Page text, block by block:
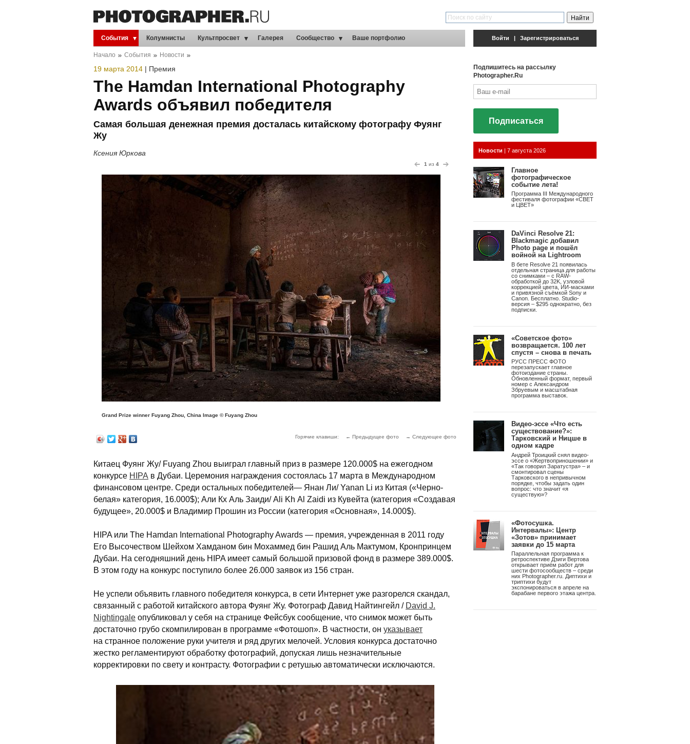
События Колумнисты Культпросвет Галерея Сообщество Ваше портфолио
Начало События Новости
19 марта 2014 | Премия
The Hamdan International Photography
Awards объявил победителя
Самая большая денежная премия досталась китайскому фотографу Фуянг
Жу
Ксения Юркова
Grand Prize winner Fuyang Zhou, China Image © Fuyang Zhou
First Prize in the HIPA 2013-14 General category went to Vladimir Proshin Image © Vladimir
1 из 4
Горячие клавиши: ← Предыдущее фото → Следующее фото
Китаец Фуянг Жу/ Fuyang Zhou выиграл главный приз в размере 120.000$ на ежегодном
конкурсе HIPA в Дубаи. Церемония награждения состоялась 17 марта в Международном
финансовом центре. Среди остальных победителей— Янан Ли/ Yanan Li из Китая («Черно-
белая» категория, 16.000$); Али Кх Аль Заиди/ Ali Kh Al Zaidi из Кувейта (категория «Создавая
будущее», 20.000$ и Владимир Прошин из России (категория «Основная», 14.000$).
HIPA или The Hamdan International Photography Awards — премия, учрежденная в 2011 году
Его Высочеством Шейхом Хамданом бин Мохаммед бин Рашид Аль Мактумом, Кронпринцем
Дубаи. На сегодняшний день HIPA имеет самый большой призовой фонд в размере 389.000$.
В этом году на конкурс поступило более 26.000 заявок из 156 стран.
Не успели объявить главного победителя конкурса, в сети Интернет уже разгорелся скандал,
связанный с работой китайского автора Фуянг Жу. Фотограф Давид Найтингейл / David J.
Nightingale опубликовал у себя на странице Фейсбук сообщение, что снимок может быть
достаточно грубо скомпилирован в программе «Фотошоп». В частности, он указывает
на странное положение руки учителя и ряд других мелочей. Условия конкурса достаточно
жестко регламентируют обработку фотографий, допуская лишь незначительные
корректировки по свету и контрасту. Фотографии с ретушью автоматически исключаются.
Войти | Зарегистрироваться
Подпишитесь на рассылку
Photographer.Ru
Подписаться
Новости | 7 августа 2026
Главное
фотографическое
событие лета!
Программа III Международного
фестиваля фотографии «СВЕТ
и ЦВЕТ»
DaVinci Resolve 21:
Blackmagic добавил
Photo page и пошёл
войной на Lightroom
В бете Resolve 21 появилась
отдельная страница для работы
со снимками – с RAW-
обработкой до 32K, узловой
коррекцией цвета, ИИ-масками
и привязной съёмкой Sony и
Canon. Бесплатно. Studio-
версия – $295 однократно, без
подписки.
«Советское фото»
возвращается. 100 лет
спустя – снова в печать
РУСС ПРЕСС ФОТО
перезапускает главное
фотоиздание страны.
Обновленный формат, первый
номер с Александром
Збруевым и масштабная
программа выставок.
Видео-эссе «Что есть
существование?»:
Тарковский и Ницше в
одном кадре
Андрей Троицкий снял видео-
эссе о «Жертвоприношении» и
«Так говорил Заратустра» – и
смонтировал сцены
Тарковского в непривычном
порядке, чтобы задать один
вопрос: что значит «я
существую»?
«Фотосушка.
Интервалы»: Центр
«Зотов» принимает
заявки до 15 марта
Параллельная программа к
ретроспективе Дзиги Вертова
открывает приём работ для
шести фотосообществ – среди
них Photographer.ru. Диптихи и
триптихи будут
экспонироваться в апреле на
барабане первого этажа центра.